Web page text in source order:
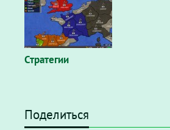
Стратегии
Поделиться